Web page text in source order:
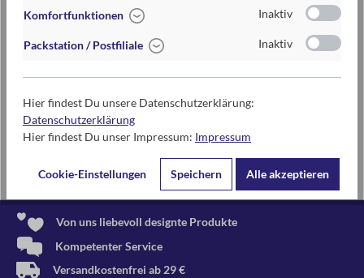
Buzzles
Hier geht's zur Anleitung:
Von uns liebevoll designte Produkte
Kompetenter Service
Versandkostenfrei ab 29 €
Komfortfunktionen Inaktiv
Packstation / Postfiliale Inaktiv
Hier findest Du unsere Datenschutzerklärung:
Datenschutzerklärung
Hier findest Du unser Impressum: Impressum
Cookie-Einstellungen Speichern Alle akzeptieren